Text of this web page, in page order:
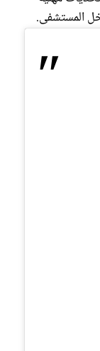
المستشفى.